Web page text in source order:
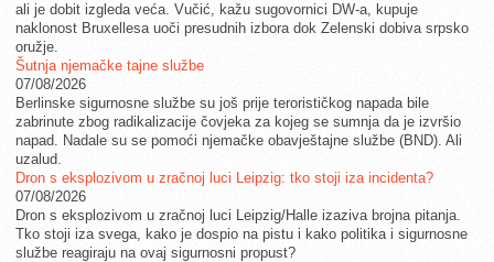
ali je dobit izgleda veća. Vučić, kažu sugovornici DW-a, kupuje
naklonost Bruxellesa uoči presudnih izbora dok Zelenski dobiva srpsko
oružje.
Šutnja njemačke tajne službe
07/08/2026
Berlinske sigurnosne službe su još prije terorističkog napada bile
zabrinute zbog radikalizacije čovjeka za kojeg se sumnja da je izvršio
napad. Nadale su se pomoći njemačke obavještajne službe (BND). Ali
uzalud.
Dron s eksplozivom u zračnoj luci Leipzig: tko stoji iza incidenta?
07/08/2026
Dron s eksplozivom u zračnoj luci Leipzig/Halle izaziva brojna pitanja.
Tko stoji iza svega, kako je dospio na pistu i kako politika i sigurnosne
službe reagiraju na ovaj sigurnosni propust?